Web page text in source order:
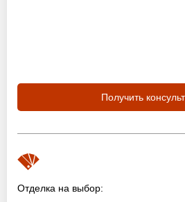
Получить
Отделка на выбор: